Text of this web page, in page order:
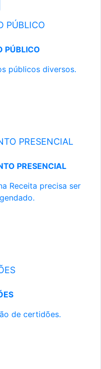
PÚBLICO
PÚBLICO
públicos diversos.
PRESENCIAL
PRESENCIAL
Receita precisa ser
de certidões.